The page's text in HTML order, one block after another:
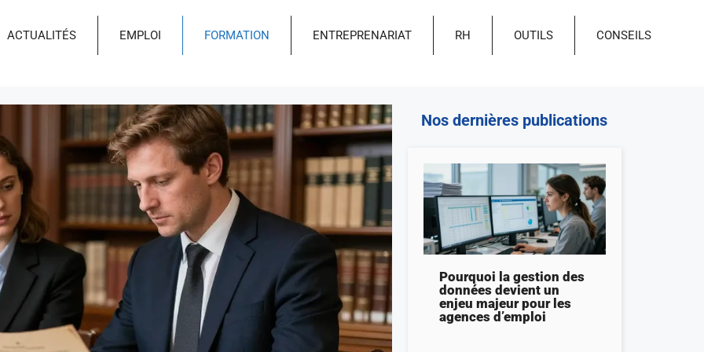
ACTUALITÉS EMPLOI FORMATION ENTREPRENARIAT RH OUTILS CONSEILS
Nos dernières publications
Pourquoi la gestion des
données devient un
enjeu majeur pour les
agences d’emploi